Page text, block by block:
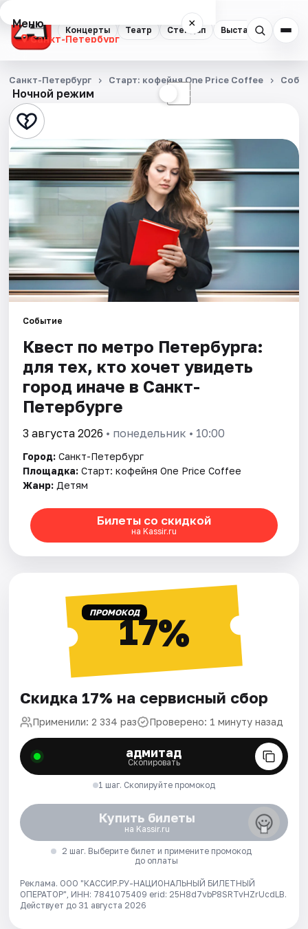
Концерты Театр Стендап Выставки
Меню ×
Санкт-Петербург
Концерты
Театр
Стендап
Выставки
Квесты
Экскурсии
Спорт
События
Города
Площадки
Артисты
Рейтинги
Ночной режим ☾
Санкт-Петербург Старт: кофейня One Price Coffee
Событие
Квест по метро Петербурга:
для тех, кто хочет увидеть
город иначе в Санкт-
Петербурге
3 августа 2026 • понедельник • 10:00
Город: Санкт-Петербург
Площадка: Старт: кофейня One Price Coffee
Жанр: Детям
Билеты со скидкой
на Kassir.ru
ПРОМОКОД17%
Скидка 17% на сервисный сбор
Применили: 2 334 раз Проверено: 1 минуту назад
адмитад
Скопировать
1 шаг. Скопируйте промокод
Купить билеты
на Kassir.ru
2 шаг. Выберите билет и примените промокод
до оплаты
Реклама. ООО "КАССИР.РУ-НАЦИОНАЛЬНЫЙ БИЛЕТНЫЙ
ОПЕРАТОР", ИНН: 7841075409 erid: 25H8d7vbP8SRTvHZrUcdLB.
Действует до 31 августа 2026